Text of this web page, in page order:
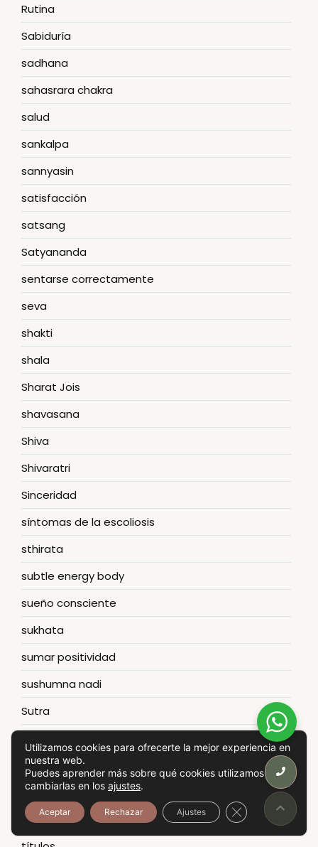
Rutina
Sabiduría
sadhana
sahasrara chakra
salud
sankalpa
sannyasin
satisfacción
satsang
Satyananda
sentarse correctamente
seva
shakti
shala
Sharat Jois
shavasana
Shiva
Shivaratri
Sinceridad
síntomas de la escoliosis
sthirata
subtle energy body
sueño consciente
sukhata
sumar positividad
sushumna nadi
Sutra
tapas
Tejido muscular
Theta waves
Utilizamos cookies para ofrecerte la mejor experiencia en
nuestra web.
Puedes aprender más sobre qué cookies utilizamos o
cambiarlas en los ajustes.
Aceptar Rechazar Ajustes Cerrar el banner